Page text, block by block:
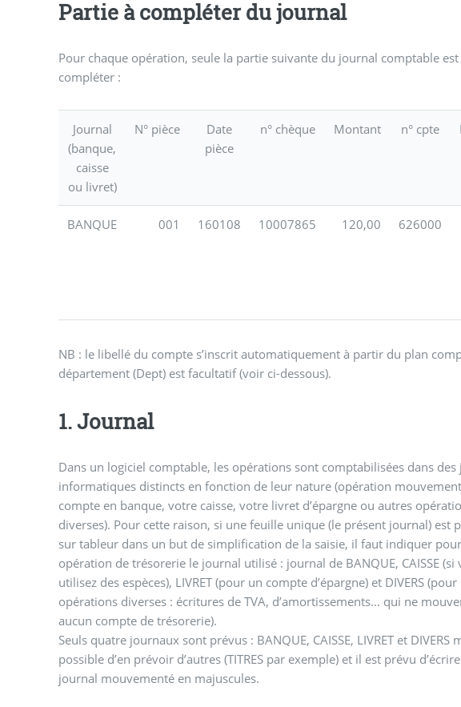
Partie à compléter du journal
Pour chaque opération, seule la partie suivante du journal comptable est
compléter :
Journal
(banque,
caisse
ou livret)
N° pièce
Date
pièce
n° chèque Montant n° cpte
BANQUE 001 160108 10007865 120,00 626000
NB : le libellé du compte s’inscrit automatiquement à partir du plan
département (Dept) est facultatif (voir ci-dessous).
1. Journal
Dans un logiciel comptable, les opérations sont comptabilisées dans des
informatiques distincts en fonction de leur nature (opération
compte en banque, votre caisse, votre livret d’épargne ou autres
diverses). Pour cette raison, si une feuille unique (le présent journal) est
sur tableur dans un but de simplification de la saisie, il faut indiquer
opération de trésorerie le journal utilisé : journal de BANQUE, CAISSE (si
utilisez des espèces), LIVRET (pour un compte d’épargne) et DIVERS (pour
opérations diverses : écritures de TVA, d’amortissements... qui ne
aucun compte de trésorerie).
Seuls quatre journaux sont prévus : BANQUE, CAISSE, LIVRET et DIVERS mais il est
possible d’en prévoir d’autres (TITRES par exemple) et il est prévu
journal mouvementé en majuscules.